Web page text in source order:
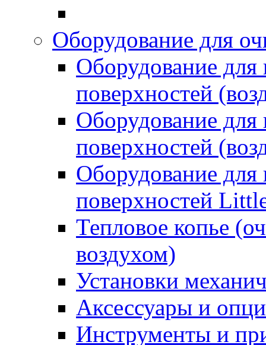
Оборудование для
Оборудование
поверхностей
Оборудование
поверхностей
Оборудование
поверхностей
Тепловое копье
воздухом)
Установки
Аксессуары и
Инструменты и